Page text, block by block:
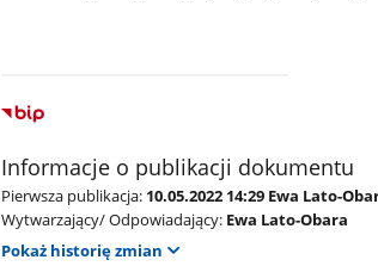
Informacje o publikacji dokumentu
Pierwsza publikacja: 10.05.2022 14:29 Ewa Lato-
Wytwarzający/ Odpowiadający: Ewa Lato-Obara
Pokaż historię zmian